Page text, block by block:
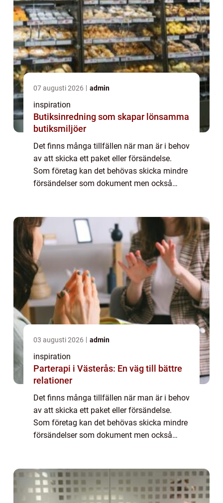
07 augusti 2026 admin
inspiration
Butiksinredning som skapar lönsamma
butiksmiljöer
Det finns många tillfällen när man är i behov
av att skicka ett paket eller försändelse.
Som företag kan det behövas skicka mindre
försändelser som dokument men också
03 augusti 2026 admin
inspiration
Parterapi i Västerås: En väg till bättre
relationer
Det finns många tillfällen när man är i behov
av att skicka ett paket eller försändelse.
Som företag kan det behövas skicka mindre
försändelser som dokument men också